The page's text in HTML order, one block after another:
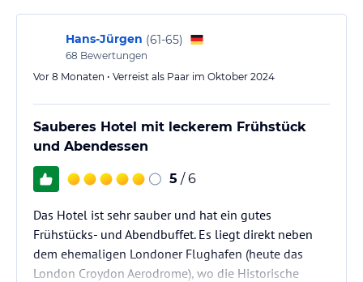
Hans-Jürgen (61-65)
68 Bewertungen
Vor 8 Monaten • Verreist als Paar im Oktober 2024
Sauberes Hotel mit leckerem Frühstück
und Abendessen
5 / 6
Das Hotel ist sehr sauber und hat ein gutes
Frühstücks- und Abendbuffet. Es liegt direkt neben
dem ehemaligen Londoner Flughafen (heute das
London Croydon Aerodrome), wo die Historische